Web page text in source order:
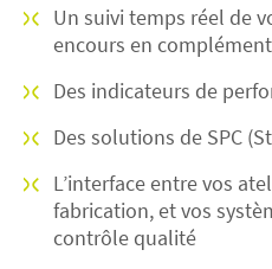
Un suivi temps réel de
encours en
Des indicateurs de
Des solutions de SPC
L’interface entre vos
fabrication, et vos
contrôle qualité